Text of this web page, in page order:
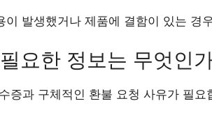
발생했거나 제품에 결함이 있는 경
요한 정보는 무엇인
증과 구체적인 환불 요청 사유가 필요